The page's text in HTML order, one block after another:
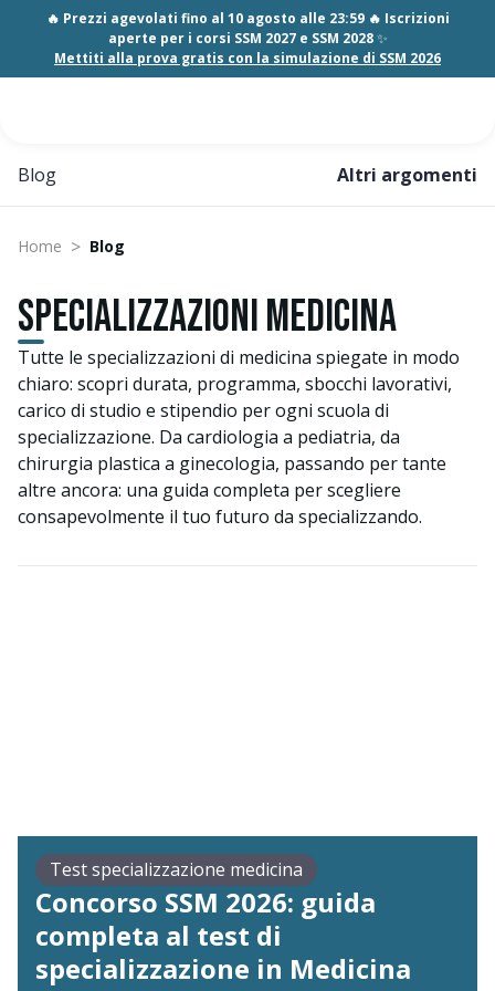
🔥 Prezzi agevolati fino al 10 agosto alle 23:59 🔥 Iscrizioni
aperte per i corsi SSM 2027 e SSM 2028✨
Mettiti alla prova gratis con la simulazione di SSM 2026
Blog Altri argomenti
Home > Blog
Specializzazioni medicina
Tutte le specializzazioni di medicina spiegate in modo
chiaro: scopri durata, programma, sbocchi lavorativi,
carico di studio e stipendio per ogni scuola di
specializzazione. Da cardiologia a pediatria, da
chirurgia plastica a ginecologia, passando per tante
altre ancora: una guida completa per scegliere
consapevolmente il tuo futuro da specializzando.
Test specializzazione medicina
Concorso SSM 2026: guida
completa al test di
specializzazione in Medicina